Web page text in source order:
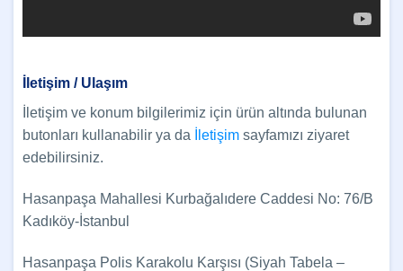
İletişim / Ulaşım
İletişim ve konum bilgilerimiz için ürün altında bulunan
butonları kullanabilir ya da
İletişim sayfamızı ziyaret
edebilirsiniz.
Hasanpaşa Mahallesi Kurbağalıdere Caddesi No: 76/B
Kadıköy-İstanbul
Hasanpaşa Polis Karakolu Karşısı (Siyah Tabela –